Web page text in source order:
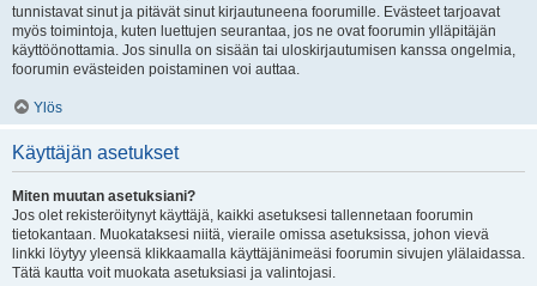
tunnistavat sinut ja pitävät sinut kirjautuneena foorumille. Evästeet tarjoavat
myös toimintoja, kuten luettujen seurantaa, jos ne ovat foorumin ylläpitäjän
käyttöönottamia. Jos sinulla on sisään tai uloskirjautumisen kanssa ongelmia,
foorumin evästeiden poistaminen voi auttaa.
Ylös
Käyttäjän asetukset
Miten muutan asetuksiani?
Jos olet rekisteröitynyt käyttäjä, kaikki asetuksesi tallennetaan foorumin
tietokantaan. Muokataksesi niitä, vieraile omissa asetuksissa, johon vievä
linkki löytyy yleensä klikkaamalla käyttäjänimeäsi foorumin sivujen ylälaidassa.
Tätä kautta voit muokata asetuksiasi ja valintojasi.